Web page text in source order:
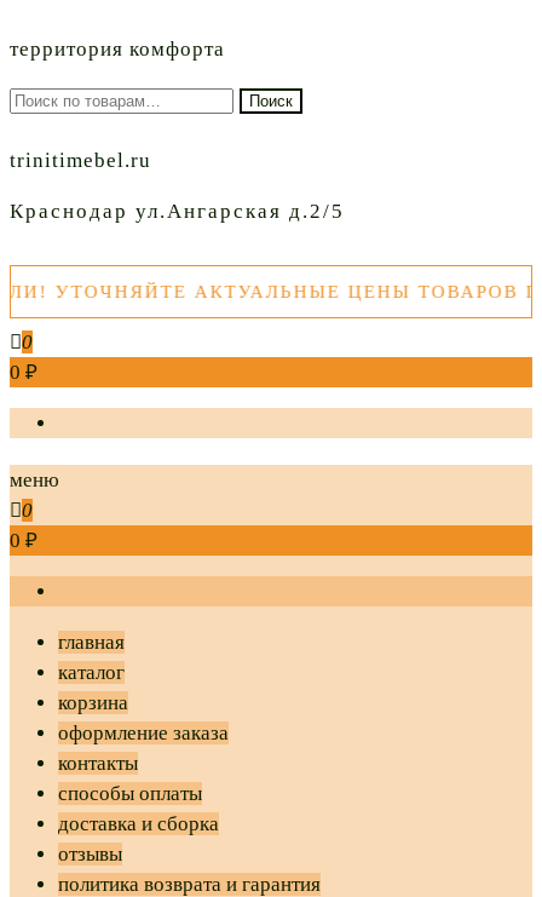
территория комфорта
Искать: Поиск
trinitimebel.ru
Краснодар ул.Ангарская д.2/5
АКТУАЛЬНЫЕ ЦЕНЫ ТОВАРОВ
0
0 ₽
меню
0
0 ₽
главная
каталог
корзина
оформление заказа
контакты
способы оплаты
доставка и сборка
отзывы
политика возврата и гарантия